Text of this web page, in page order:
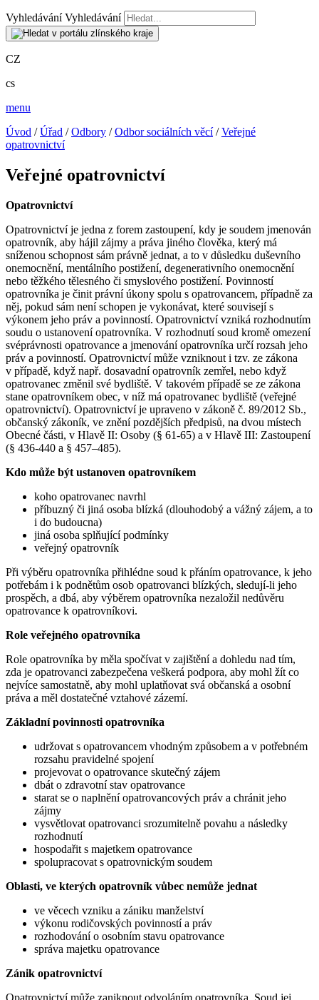
Vyhledávání Vyhledávání
CZ
cs
menu
Úvod /Úřad /Odbory /Odbor sociálních věcí/Veřejné
opatrovnictví
Veřejné opatrovnictví
Opatrovnictví
Opatrovnictví je jedna z forem zastoupení, kdy je soudem jmenován
opatrovník, aby hájil zájmy a práva jiného člověka, který má
sníženou schopnost sám právně jednat, a to v důsledku duševního
onemocnění, mentálního postižení, degenerativního onemocnění
nebo těžkého tělesného či smyslového postižení. Povinností
opatrovníka je činit právní úkony spolu s opatrovancem, případně za
něj, pokud sám není schopen je vykonávat, které souvisejí s
výkonem jeho práv a povinností. Opatrovnictví vzniká rozhodnutím
soudu o ustanovení opatrovníka. V rozhodnutí soud kromě omezení
svéprávnosti opatrovance a jmenování opatrovníka určí rozsah jeho
práv a povinností. Opatrovnictví může vzniknout i tzv. ze zákona
v případě, když např. dosavadní opatrovník zemřel, nebo když
opatrovanec změnil své bydliště. V takovém případě se ze zákona
stane opatrovníkem obec, v níž má opatrovanec bydliště (veřejné
opatrovnictví). Opatrovnictví je upraveno v zákoně č. 89/2012 Sb.,
občanský zákoník, ve znění pozdějších předpisů, na dvou místech
Obecné části, v Hlavě II: Osoby (§ 61-65) a v Hlavě III: Zastoupení
(§ 436-440 a § 457–485).
Kdo může být ustanoven opatrovníkem
koho opatrovanec navrhl
příbuzný či jiná osoba blízká (dlouhodobý a vážný zájem, a to
i do budoucna)
jiná osoba splňující podmínky
veřejný opatrovník
Při výběru opatrovníka přihlédne soud k přáním opatrovance, k jeho
potřebám i k podnětům osob opatrovanci blízkých, sledují-li jeho
prospěch, a dbá, aby výběrem opatrovníka nezaložil nedůvěru
opatrovance k opatrovníkovi.
Role veřejného opatrovníka
Role opatrovníka by měla spočívat v zajištění a dohledu nad tím,
zda je opatrovanci zabezpečena veškerá podpora, aby mohl žít co
nejvíce samostatně, aby mohl uplatňovat svá občanská a osobní
práva a měl dostatečné vztahové zázemí.
Základní povinnosti opatrovníka
udržovat s opatrovancem vhodným způsobem a v potřebném
rozsahu pravidelné spojení
projevovat o opatrovance skutečný zájem
dbát o zdravotní stav opatrovance
starat se o naplnění opatrovancových práv a chránit jeho
zájmy
vysvětlovat opatrovanci srozumitelně povahu a následky
rozhodnutí
hospodařit s majetkem opatrovance
spolupracovat s opatrovnickým soudem
Oblasti, ve kterých opatrovník vůbec nemůže jednat
ve věcech vzniku a zániku manželství
výkonu rodičovských povinností a práv
rozhodování o osobním stavu opatrovance
správa majetku opatrovance
Zánik opatrovnictví
Opatrovnictví může zaniknout odvoláním opatrovníka. Soud jej